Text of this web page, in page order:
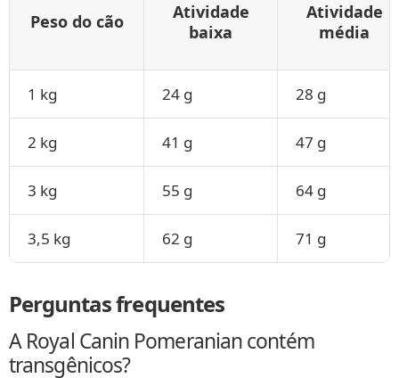
Peso do cão
Atividade
baixa
Atividade
média
1 kg 24 g 28 g
2 kg 41 g 47 g
3 kg 55 g 64 g
3,5 kg 62 g 71 g
Perguntas frequentes
A Royal Canin Pomeranian contém
transgênicos?